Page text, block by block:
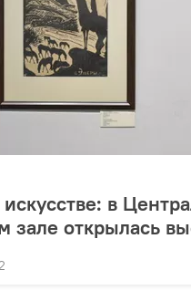
в
зале открылась